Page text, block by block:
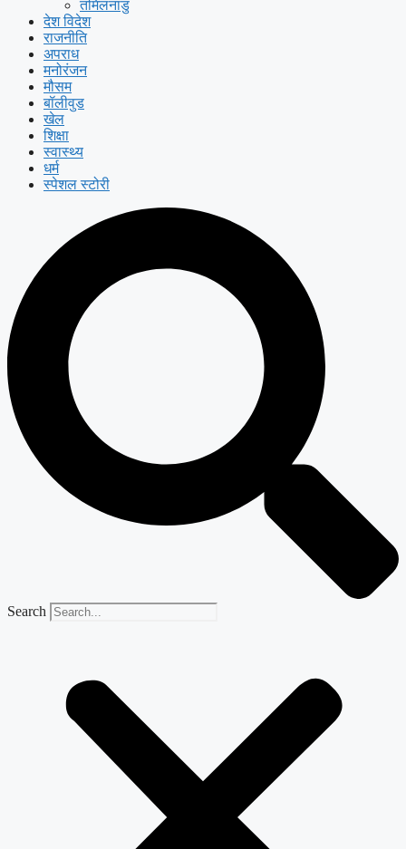
तमिलनाडु
देश विदेश
राजनीति
अपराध
मनोरंजन
मौसम
बॉलीवुड
खेल
शिक्षा
स्वास्थ्य
धर्म
स्पेशल स्टोरी
Search